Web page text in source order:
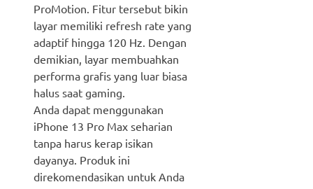
ProMotion. Fitur tersebut bikin
layar memiliki refresh rate yang
adaptif hingga 120 Hz. Dengan
demikian, layar membuahkan
performa grafis yang luar biasa
halus saat gaming.
Anda dapat menggunakan
iPhone 13 Pro Max seharian
tanpa harus kerap isikan
dayanya. Produk ini
direkomendasikan untuk Anda